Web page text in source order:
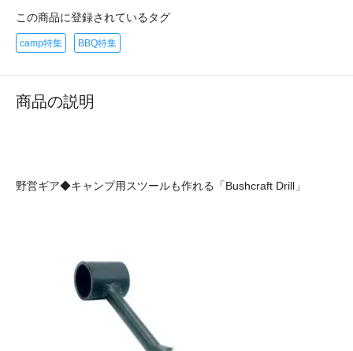
この商品に登録されているタグ
camp特集 BBQ特集
商品の説明
野営ギア◆キャンプ用スツールも作れる「Bushcraft Drill」